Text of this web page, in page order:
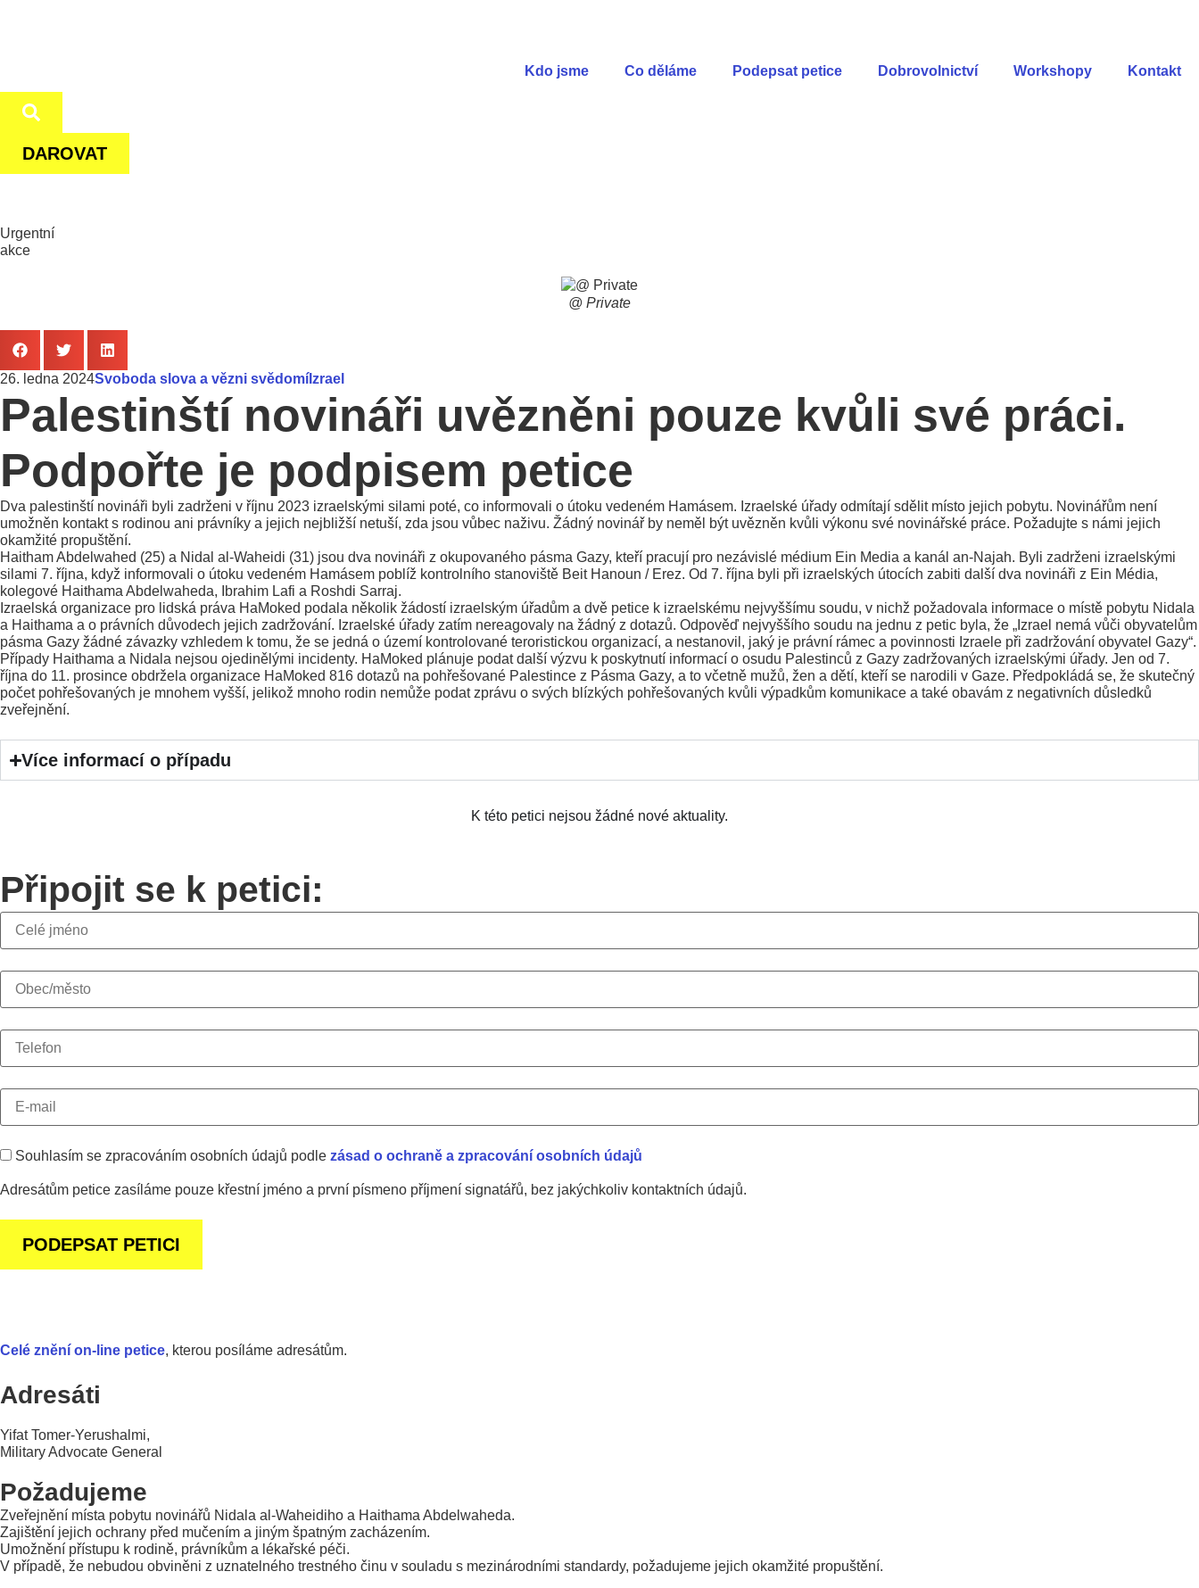
Kdo jsme Co děláme Podepsat petice Dobrovolnictví Workshopy Kontakt
DAROVAT
Urgentní
akce
@ Private
26. ledna 2024Svoboda slova a vězni svědomí Izrael
Palestinští novináři uvězněni pouze kvůli své práci.
Podpořte je podpisem petice
Dva palestinští novináři byli zadrženi v říjnu 2023 izraelskými silami poté, co informovali o útoku vedeném Hamásem. Izraelské úřady odmítají sdělit místo jejich pobytu. Novinářům není
umožněn kontakt s rodinou ani právníky a jejich nejbližší netuší, zda jsou vůbec naživu. Žádný novinář by neměl být uvězněn kvůli výkonu své novinářské práce. Požadujte s námi jejich
okamžité propuštění.
Haitham Abdelwahed (25) a Nidal al-Waheidi (31) jsou dva novináři z okupovaného pásma Gazy, kteří pracují pro nezávislé médium Ein Media a kanál an-Najah. Byli zadrženi izraelskými
silami 7. října, když informovali o útoku vedeném Hamásem poblíž kontrolního stanoviště Beit Hanoun / Erez. Od 7. října byli při izraelských útocích zabiti další dva novináři z Ein Média,
kolegové Haithama Abdelwaheda, Ibrahim Lafi a Roshdi Sarraj.
Izraelská organizace pro lidská práva HaMoked podala několik žádostí izraelským úřadům a dvě petice k izraelskému nejvyššímu soudu, v nichž požadovala informace o místě pobytu Nidala
a Haithama a o právních důvodech jejich zadržování. Izraelské úřady zatím nereagovaly na žádný z dotazů. Odpověď nejvyššího soudu na jednu z petic byla, že „Izrael nemá vůči obyvatelům
pásma Gazy žádné závazky vzhledem k tomu, že se jedná o území kontrolované teroristickou organizací, a nestanovil, jaký je právní rámec a povinnosti Izraele při zadržování obyvatel Gazy“.
Případy Haithama a Nidala nejsou ojedinělými incidenty. HaMoked plánuje podat další výzvu k poskytnutí informací o osudu Palestinců z Gazy zadržovaných izraelskými úřady. Jen od 7.
října do 11. prosince obdržela organizace HaMoked 816 dotazů na pohřešované Palestince z Pásma Gazy, a to včetně mužů, žen a dětí, kteří se narodili v Gaze. Předpokládá se, že skutečný
počet pohřešovaných je mnohem vyšší, jelikož mnoho rodin nemůže podat zprávu o svých blízkých pohřešovaných kvůli výpadkům komunikace a také obavám z negativních důsledků
zveřejnění.
Více informací o případu
K této petici nejsou žádné nové aktuality.
Připojit se k petici:
Souhlasím se zpracováním osobních údajů podle zásad o ochraně a zpracování osobních údajů
Adresátům petice zasíláme pouze křestní jméno a první písmeno příjmení signatářů, bez jakýchkoliv kontaktních údajů.
Celé znění on-line petice, kterou posíláme adresátům.
Adresáti
Yifat Tomer-Yerushalmi,
Military Advocate General
Požadujeme
Zveřejnění místa pobytu novinářů Nidala al-Waheidiho a Haithama Abdelwaheda.
Zajištění jejich ochrany před mučením a jiným špatným zacházením.
Umožnění přístupu k rodině, právníkům a lékařské péči.
V případě, že nebudou obviněni z uznatelného trestného činu v souladu s mezinárodními standardy, požadujeme jejich okamžité propuštění.